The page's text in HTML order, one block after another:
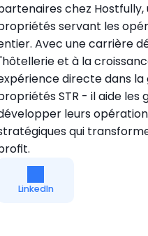
chez
servant les
Avec une carrière
et à la
directe dans
STR - il aide
leurs
qui
LinkedIn